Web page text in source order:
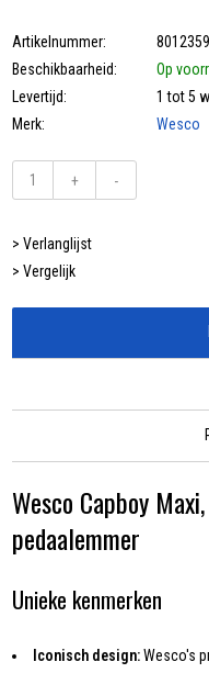
Artikelnummer:
8012359
Beschikbaarheid:
Op
Levertijd:
1 tot 5
Merk:
Wesco
+ -
> Verlanglijst
> Vergelijk
Wesco Capboy
pedaalemmer
Unieke kenmerken
Iconisch design:Wesco's